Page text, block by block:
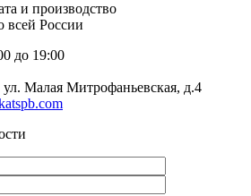
и производство
всей России
до 19:00
ул. Малая Митрофаньевская, д.4